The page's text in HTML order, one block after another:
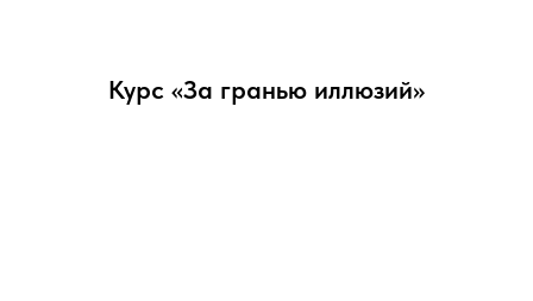
Курс «За гранью иллюзий»